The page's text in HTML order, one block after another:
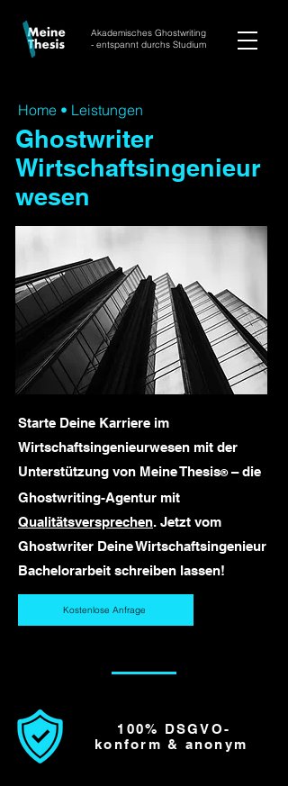
Akademisches Ghostwriting
- entspannt durchs Studium
Home • Leistungen
Ghostwriter
Wirtschaftsingenieur
wesen
Starte Deine Karriere im
Wirtschaftsingenieurwesen mit der
Unterstützung von Meine Thesis®– die
Ghostwriting-Agentur mit
Qualitätsversprechen. Jetzt vom
Ghostwriter Deine Wirtschaftsingenieur
Bachelorarbeit schreiben lassen!
Kostenlose Anfrage
100% DSGVO-
konform & anonym